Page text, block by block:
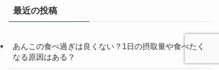
リ
索
最近の投稿
あんこの食べ過ぎは良くない？1日の摂取量や食べたく
なる原因はある？